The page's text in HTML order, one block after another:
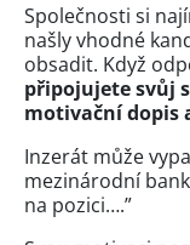
Společnosti si
našly vhodné
obsadit. Když
připojujete svůj
motivační dopis
Inzerát může
mezinárodní
na pozici….”